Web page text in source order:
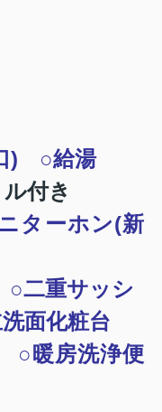
) ○給湯
付き
ターホン(新
二重サッシ
面化粧台
○暖房洗浄便